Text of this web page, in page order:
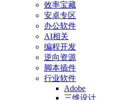
效率宝藏
安卓专区
办公软件
AI相关
编程开发
逆向资源
脚本插件
行业软件
Adobe
三维设计